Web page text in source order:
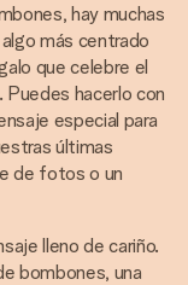
hay muchas
más centrado
que celebre el
hacerlo con
especial para
últimas
de fotos o un
lleno de cariño.
bombones, una